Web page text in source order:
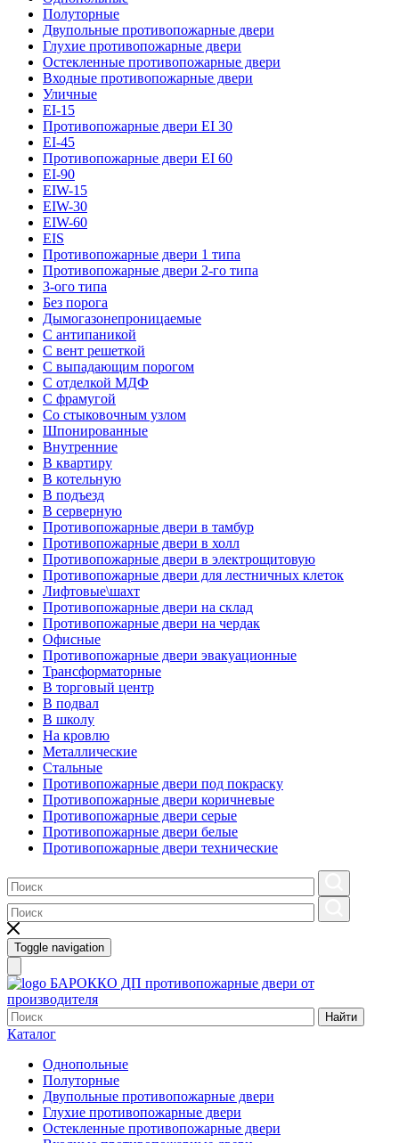
Полуторные
Двупольные противопожарные двери
Глухие противопожарные двери
Остекленные противопожарные двери
Входные противопожарные двери
Уличные
EI-15
Противопожарные двери EI 30
EI-45
Противопожарные двери EI 60
EI-90
EIW-15
EIW-30
EIW-60
EIS
Противопожарные двери 1 типа
Противопожарные двери 2-го типа
3-ого типа
Без порога
Дымогазонепроницаемые
С антипаникой
С вент решеткой
С выпадающим порогом
С отделкой МДФ
С фрамугой
Со стыковочным узлом
Шпонированные
Внутренние
В квартиру
В котельную
В подъезд
В серверную
Противопожарные двери в тамбур
Противопожарные двери в холл
Противопожарные двери в электрощитовую
Противопожарные двери для лестничных клеток
Лифтовые\шахт
Противопожарные двери на склад
Противопожарные двери на чердак
Офисные
Противопожарные двери эвакуационные
Трансформаторные
В торговый центр
В подвал
В школу
На кровлю
Металлические
Стальные
Противопожарные двери под покраску
Противопожарные двери коричневые
Противопожарные двери серые
Противопожарные двери белые
Противопожарные двери технические
Toggle navigation
БАРОККО ДП противопожарные двери от
производителя
Найти
Каталог
Однопольные
Полуторные
Двупольные противопожарные двери
Глухие противопожарные двери
Остекленные противопожарные двери